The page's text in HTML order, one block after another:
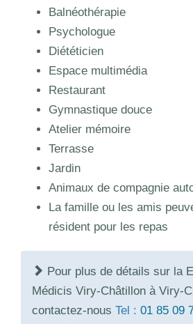
Balnéothérapie
Psychologue
Diététicien
Espace multimédia
Restaurant
Gymnastique douce
Atelier mémoire
Terrasse
Jardin
Animaux de compagnie
La famille ou les amis
résident pour les repas
Pour plus de détails sur la
Médicis Viry-Châtillon à Viry-
contactez-nous Tel : 01 85 09